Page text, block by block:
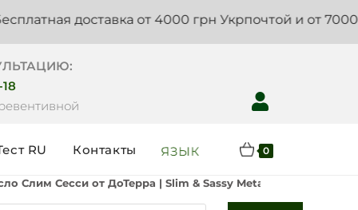
доставка от 4000 грн Укрпочтой и от 7000 грн
RU Контакты ЯЗЫК 0
Слим Сесси от ДоТерра | Slim & Sassy Metabolic Blend